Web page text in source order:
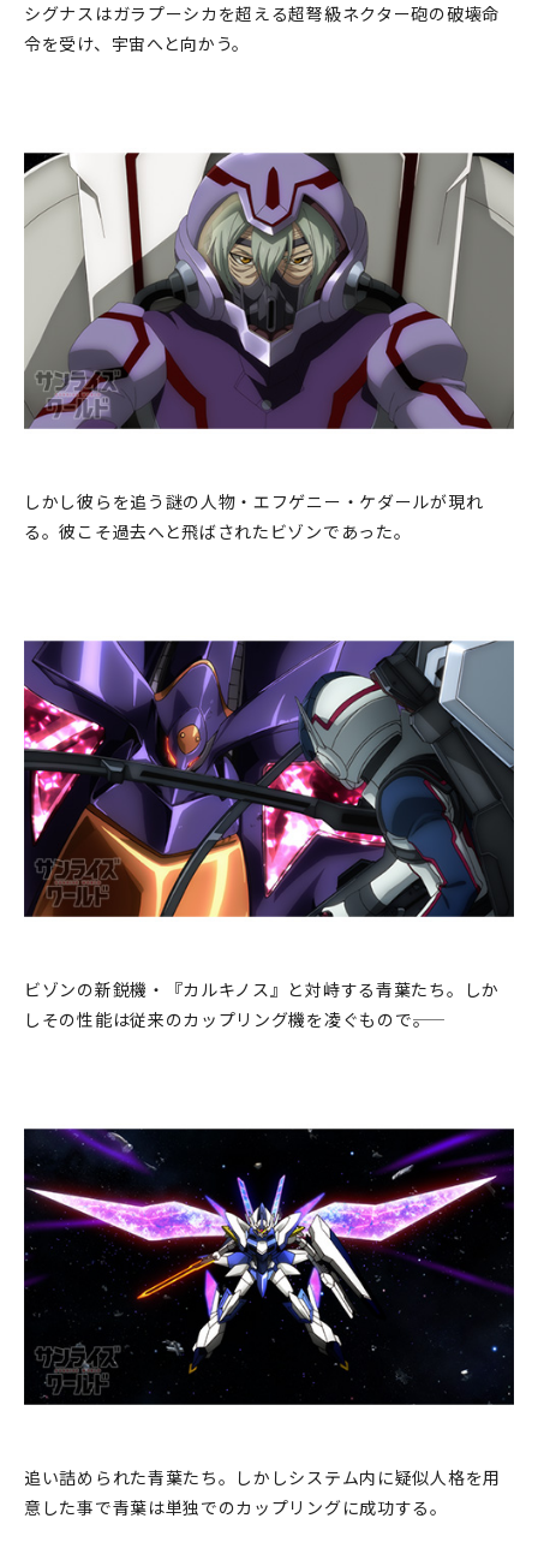
シグナスはガラプーシカを超える超弩級ネクター砲の破壊命
令を受け、宇宙へと向かう。
しかし彼らを追う謎の人物・エフゲニー・ケダールが現れ
る。彼こそ過去へと飛ばされたビゾンであった。
ビゾンの新鋭機・『カルキノス』と対峙する青葉たち。しか
しその性能は従来のカップリング機を凌ぐもので――。
追い詰められた青葉たち。しかしシステム内に疑似人格を用
意した事で青葉は単独でのカップリングに成功する。